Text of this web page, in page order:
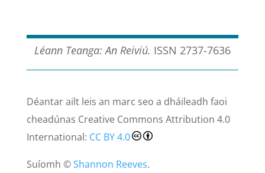
Léann Teanga: An Reiviú. ISSN 2737-7636
Déantar ailt leis an marc seo a dháileadh faoi
cheadúnas Creative Commons Attribution 4.0
International: CC BY 4.0
Suíomh ©Shannon Reeves.